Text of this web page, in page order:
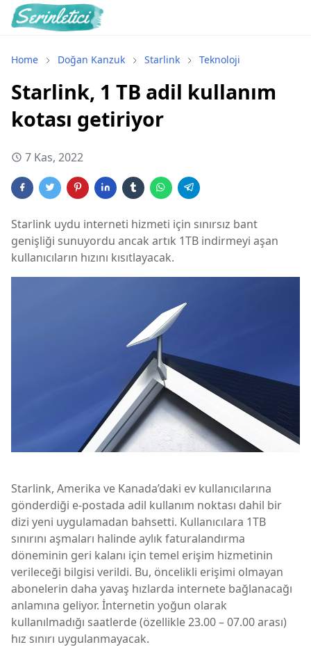
Home Doğan Kanzuk Starlink Teknoloji
Starlink, 1 TB adil kullanım
kotası getiriyor
7 Kas, 2022
Starlink uydu interneti hizmeti için sınırsız bant
genişliği sunuyordu ancak artık 1TB indirmeyi aşan
kullanıcıların hızını kısıtlayacak.
Starlink, Amerika ve Kanada’daki ev kullanıcılarına
gönderdiği e-postada adil kullanım noktası dahil bir
dizi yeni uygulamadan bahsetti. Kullanıcılara 1TB
sınırını aşmaları halinde aylık faturalandırma
döneminin geri kalanı için temel erişim hizmetinin
verileceği bilgisi verildi. Bu, öncelikli erişimi olmayan
abonelerin daha yavaş hızlarda internete bağlanacağı
anlamına geliyor. İnternetin yoğun olarak
kullanılmadığı saatlerde (özellikle 23.00 – 07.00 arası)
hız sınırı uygulanmayacak.